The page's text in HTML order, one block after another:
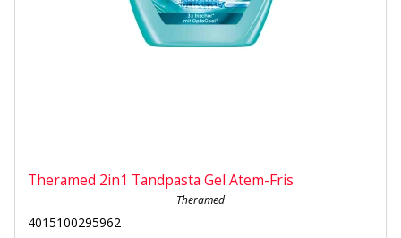
Theramed 2in1 Tandpasta Gel Atem-Fris
Theramed
4015100295962